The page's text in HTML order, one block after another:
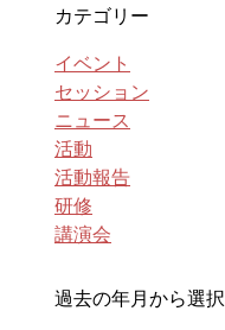
カテゴリー
イベント
セッション
ニュース
活動
活動報告
研修
講演会
過去の年月から選択